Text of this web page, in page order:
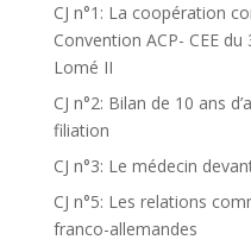
CJ n°1: La coopération
Convention ACP- CEE
Lomé II
CJ n°2: Bilan de 10 ans
filiation
CJ n°3: Le médecin
CJ n°5: Les relations
franco-allemandes